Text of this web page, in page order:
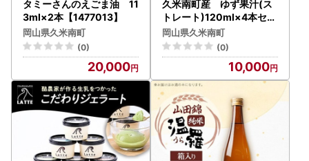
タミーさんのえごま油 11
3ml×2本【1477013】
岡山県久米南町
(0)
20,000
久米南町産 ゆず果汁(ス
トレート)120ml×4本セッ
ト【配送不可地域：離島】
【1477015】
岡山県久米南町
(0)
10,000